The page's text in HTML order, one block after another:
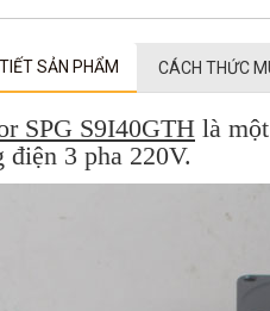
SẢN PHẨM CÁCH THỨC
SPG S9I40GTH là
điện 3 pha 220V.